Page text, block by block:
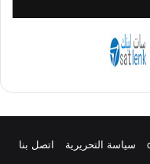
سياسة التحريرية اتصل بنا